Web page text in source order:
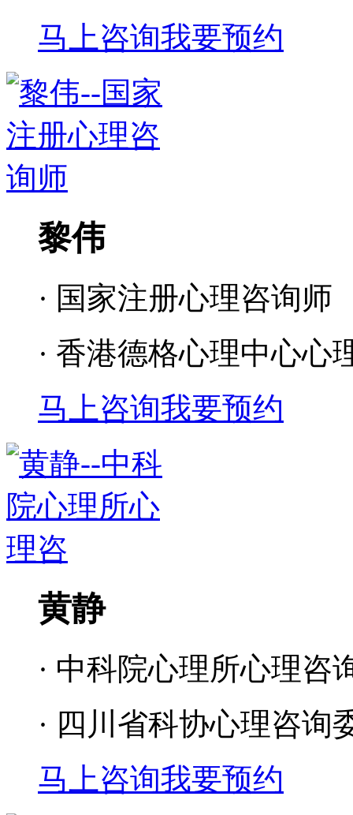
马上咨询我要预约
黎伟
· 国家注册心理咨询师
· 香港德格心理中心心
马上咨询我要预约
黄静
· 中科院心理所心理咨
· 四川省科协心理咨询
马上咨询我要预约